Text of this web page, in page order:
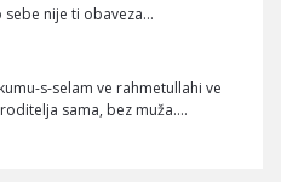
sebe nije ti obaveza…
s-selam ve rahmetullahi ve
sama, bez muža.…